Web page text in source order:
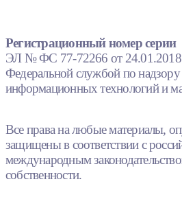
Регистрационный номер серии
ЭЛ № ФС 77-72266 от 24.01.2018.
Федеральной службой по надзору
информационных технологий и
Все права на любые материалы,
защищены в соответствии с
международным
собственности.